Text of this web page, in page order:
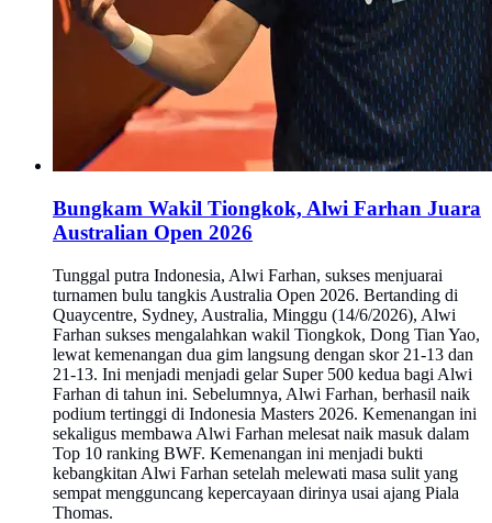
Bungkam Wakil Tiongkok, Alwi Farhan Juara
Australian Open 2026
Tunggal putra Indonesia, Alwi Farhan, sukses menjuarai
turnamen bulu tangkis Australia Open 2026. Bertanding di
Quaycentre, Sydney, Australia, Minggu (14/6/2026), Alwi
Farhan sukses mengalahkan wakil Tiongkok, Dong Tian Yao,
lewat kemenangan dua gim langsung dengan skor 21-13 dan
21-13. Ini menjadi menjadi gelar Super 500 kedua bagi Alwi
Farhan di tahun ini. Sebelumnya, Alwi Farhan, berhasil naik
podium tertinggi di Indonesia Masters 2026. Kemenangan ini
sekaligus membawa Alwi Farhan melesat naik masuk dalam
Top 10 ranking BWF. Kemenangan ini menjadi bukti
kebangkitan Alwi Farhan setelah melewati masa sulit yang
sempat mengguncang kepercayaan dirinya usai ajang Piala
Thomas.